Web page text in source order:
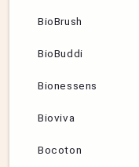
BioBrush
BioBuddi
Bionessens
Bioviva
Bocoton